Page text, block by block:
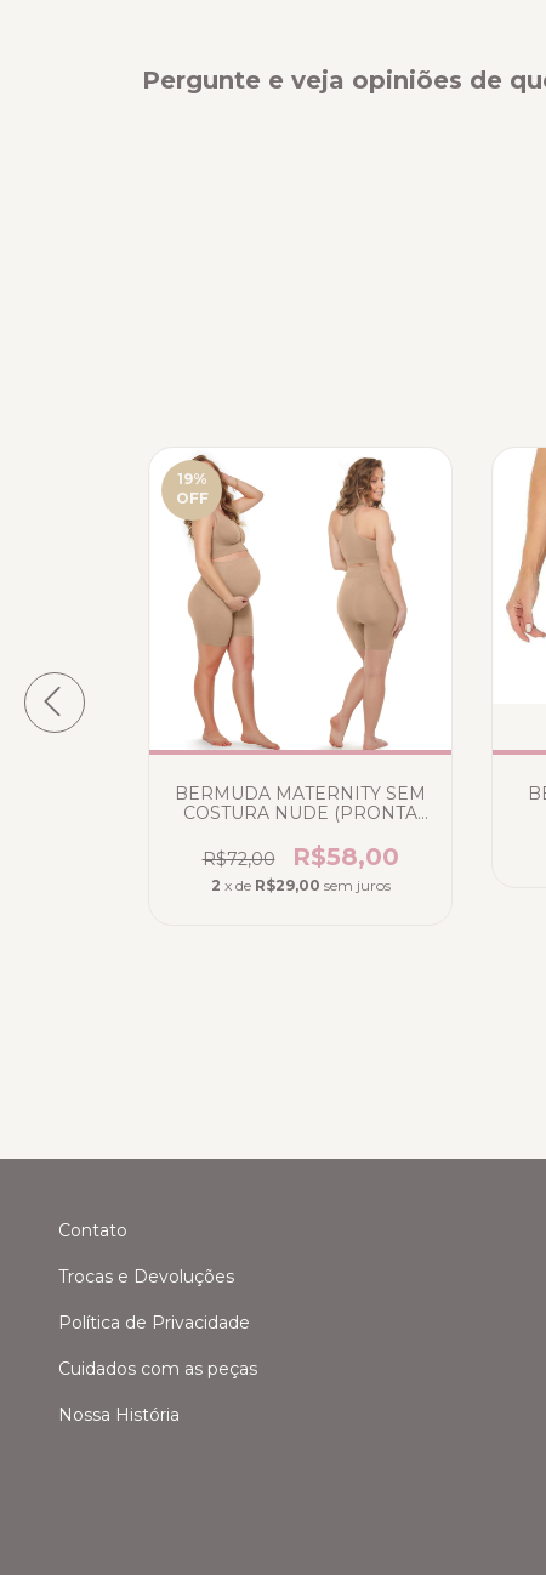
Pergunte e veja opiniões de
19%
OFF
BERMUDA MATERNITY SEM
COSTURA NUDE (PRONTA
R$72,00
R$58,00
2 x de R$29,00 sem juros
Contato
Trocas e Devoluções
Política de Privacidade
Cuidados com as peças
Nossa História